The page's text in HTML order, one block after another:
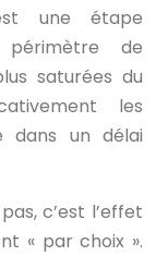
une étape
de
saturées du
les
dans un délai
c’est l’effet
« par choix ».